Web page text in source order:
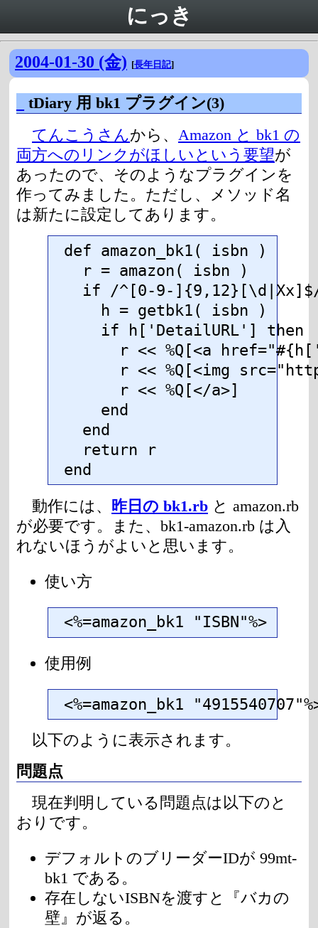
にっき
2004-01-30 (金) [長年日記]
tDiary 用 bk1 プラグイン(3)
てんこうさんから、 Amazon と bk1 の
両方へのリンクがほしいという要望が
あったので、そのようなプラグインを
作ってみました。ただし、メソッド名
は新たに設定してあります。
def amazon_bk1( isbn )
  r = amazon( isbn )
if /^[0-9-
    h = getbk1( isbn )
    if h['DetailURL'] then
r << %Q[<a
r << %Q[<img
      r << %Q[</a>]
    end
  end
  return r
end
動作には、 昨日の bk1.rb と amazon.rb
が必要です。また、bk1-amazon.rb は入
れないほうがよいと思います。
使い方
<%=amazon_bk1 "ISBN"%>
使用例
<%=amazon_bk1
以下のように表示されます。
問題点
現在判明している問題点は以下のと
おりです。
デフォルトのブリーダーIDが 99mt-
bk1 である。
存在しないISBNを渡すと『バカの
壁』が返る。